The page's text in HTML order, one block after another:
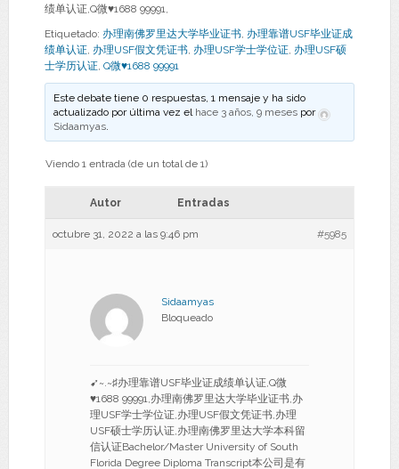
绩单认证,Q微♥1688 99991,
Etiquetado: 办理南佛罗里达大学毕业证书, 办理靠谱USF毕业证成
绩单认证, 办理USF假文凭证书, 办理USF学士学位证, 办理USF硕
士学历认证, Q微♥1688 99991
Este debate tiene 0 respuestas, 1 mensaje y ha sido
actualizado por última vez el hace 3 años, 9 meses por
Sidaamyas.
Viendo 1 entrada (de un total de 1)
Autor Entradas
octubre 31, 2022 a las 9:46 pm #5985
Sidaamyas
Bloqueado
➹~.~♯办理靠谱USF毕业证成绩单认证,Q微
♥1688 99991,办理南佛罗里达大学毕业证书,办
理USF学士学位证,办理USF假文凭证书,办理
USF硕士学历认证,办理南佛罗里达大学本科留
信认证Bachelor/Master University of South
Florida Degree Diploma Transcript本公司是有